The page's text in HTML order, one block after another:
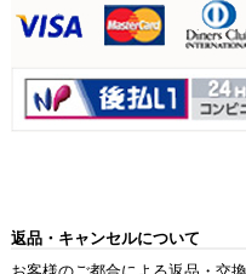
返品・キャンセルについて